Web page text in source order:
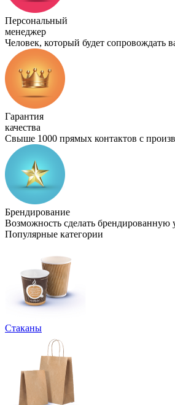
Персональный
менеджер
Человек, который будет сопровождать
Гарантия
качества
Свыше 1000 прямых контактов с
Брендирование
Возможность сделать брендированную
Популярные категории
Стаканы